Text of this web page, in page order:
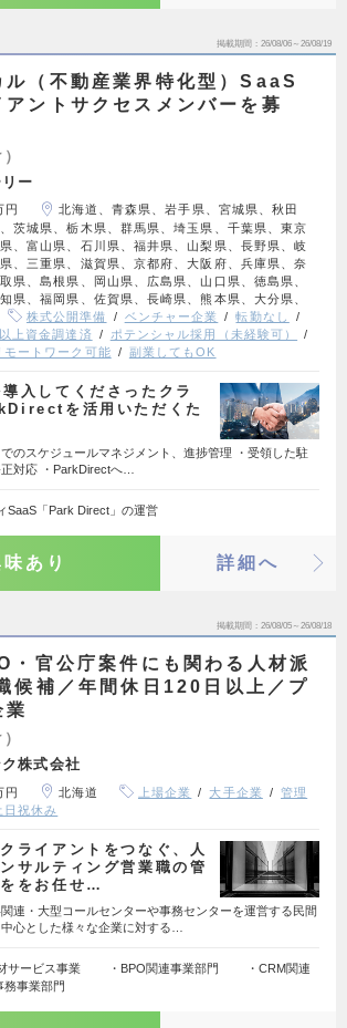
掲載期間 26/08/06～26/08/19
ル（不動産業界特化型）SaaS
アントサクセスメンバーを募
ー
円
北海道、青森県、岩手県、宮城県、秋田
茨城県、栃木県、群馬県、埼玉県、千葉県、東京
、富山県、石川県、福井県、山梨県、長野県、岐
、三重県、滋賀県、京都府、大阪府、兵庫県、奈
県、島根県、岡山県、広島県、山口県、徳島県、
県、福岡県、佐賀県、長崎県、熊本県、大分県、
株式公開準備 ベンチャー企業
転勤なし
上資金調達済
ポテンシャル採用（未経験可）
モートワーク可能 副業してもOK
入してくださったクラ
を活用いただくた
のスケジュールマネジメント、進捗管理 ・受領した駐
対応 ・ParkDirectへ…
SaaS「Park Direct」の運営
あり 詳細へ
掲載期間 26/08/05～26/08/18
・官公庁案件にも関わる人材派
候補／年間休日120日以上／プ
業
株式会社
円 北海道 上場企業 大手企業
管理
日祝休み
ライアントをつなぐ、人
サルティング営業職の管
をお任せ…
連・大型コールセンターや事務センターを運営する民間
心とした様々な企業に対する…
材サービス事業 ・BPO関連事業部門 ・CRM関連
事業部門